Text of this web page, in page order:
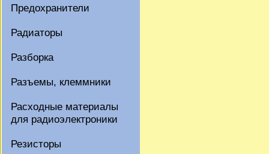
Предохранители
Радиаторы
Разборка
Разъемы, клеммники
Расходные материалы
для радиоэлектроники
Резисторы